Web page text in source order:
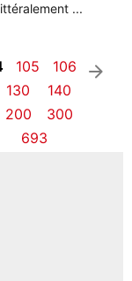
...
105
106
130
140
200
300
693
arrow_right